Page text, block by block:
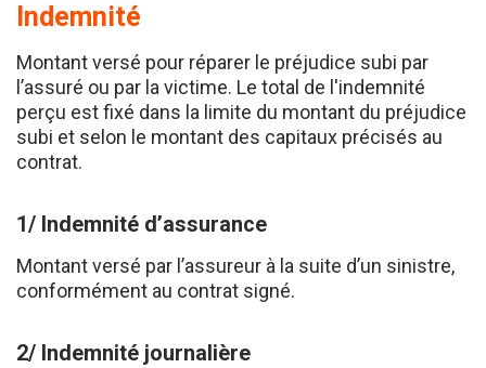
Indemnité
Montant versé pour réparer le préjudice subi par
l’assuré ou par la victime. Le total de l'indemnité
perçu est fixé dans la limite du montant du préjudice
subi et selon le montant des capitaux précisés au
contrat.
1/ Indemnité d’assurance
Montant versé par l’assureur à la suite d’un sinistre,
conformément au contrat signé.
2/ Indemnité journalière